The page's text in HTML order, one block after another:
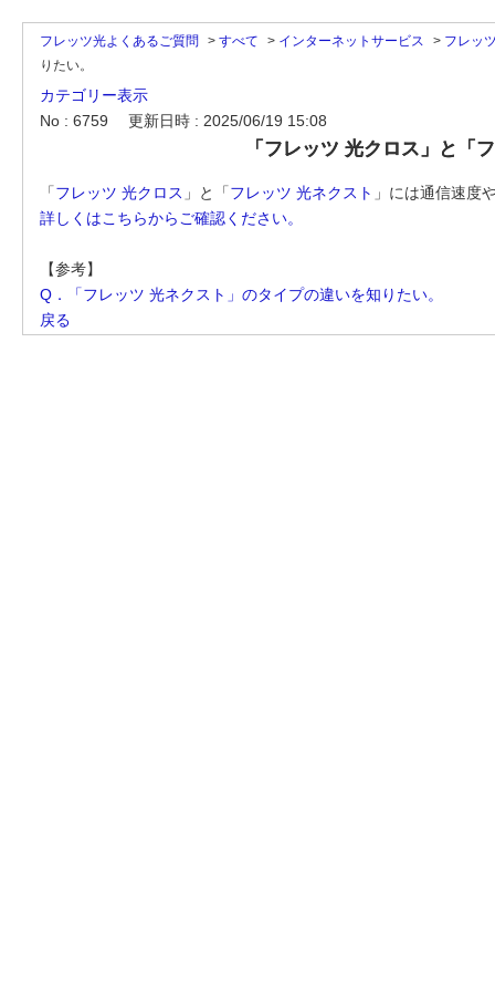
フレッツ光よくあるご質問 > すべて > インターネットサービス > フレッ
りたい。
カテゴリー表示
No : 6759
更新日時 : 2025/06/19 15:08
「フレッツ 光クロス」と「
「フレッツ 光クロス 」と「フレッツ 光ネクスト 」には通信速度
詳しくはこちらからご確認ください。
【参考】
Q．「フレッツ 光ネクスト」のタイプの違いを知りたい。
戻る